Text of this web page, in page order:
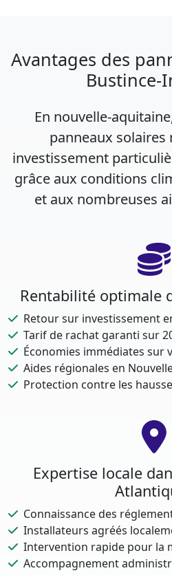
Avantages des
Bustince-
En nouvelle-
panneaux solaires
investissement
grâce aux conditions
et aux nombreuses
Rentabilité optimale
Retour sur investissement
Tarif de rachat garanti sur
Économies immédiates sur
Aides régionales en
Protection contre les
Expertise locale
Connaissance des
Installateurs agréés
Intervention rapide pour la
Accompagnement